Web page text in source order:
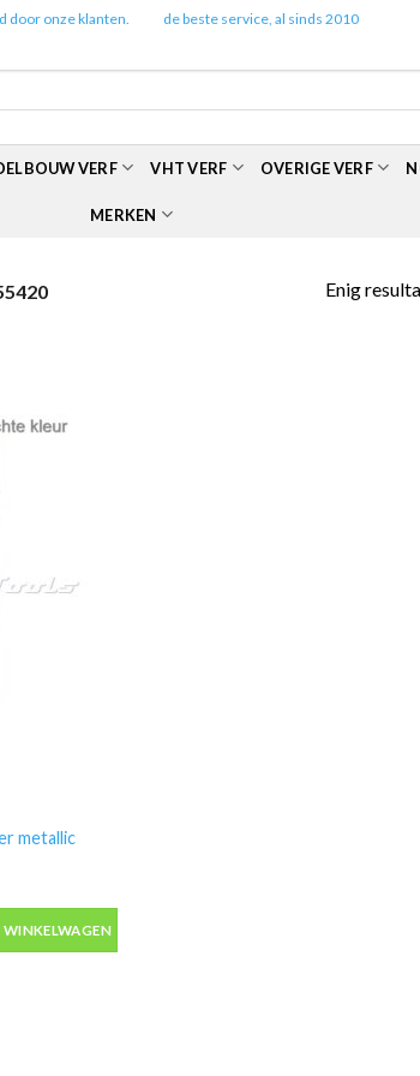
door onze klanten. de beste service, al sinds 2010
VERF VHT VERF OVERIGE VERF
MERKEN
Enig
metallic
metallic autolak in spuitbus 400ml aantal
WINKELWAGEN